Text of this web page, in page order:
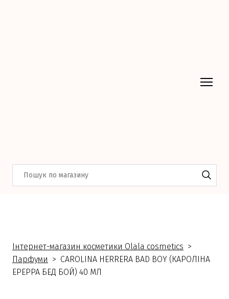
Інтернет-магазин косметики Olala cosmetics
Парфуми
CAROLINA HERRERA BAD BOY (КАРОЛІНА
ЕРЕРРА БЕД БОЙ) 40 МЛ